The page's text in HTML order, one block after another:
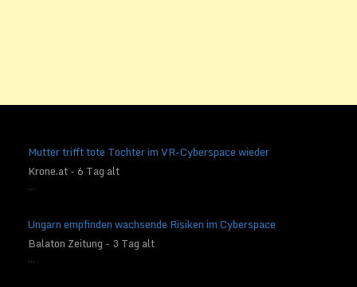
Mutter trifft tote Tochter im VR-Cyberspace wieder
Krone.at - 6 Tag alt
...
Ungarn empfinden wachsende Risiken im Cyberspace
Balaton Zeitung - 3 Tag alt
...